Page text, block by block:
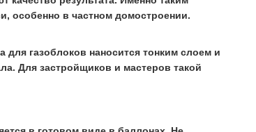
особенно в частном домостроении.
газоблоков наносится тонким слоем и
Для застройщиков и мастеров такой